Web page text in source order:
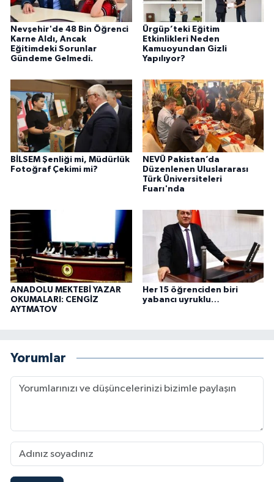
Nevşehir'de 48 Bin Öğrenci
Karne Aldı, Ancak
Eğitimdeki Sorunlar
Gündeme Gelmedi.
Ürgüp’teki Eğitim
Etkinlikleri Neden
Kamuoyundan Gizli
Yapılıyor?
BİLSEM Şenliği mi, Müdürlük
Fotoğraf Çekimi mi?
NEVÜ Pakistan’da
Düzenlenen Uluslararası
Türk Üniversiteleri
Fuarı'nda
ANADOLU MEKTEBİ YAZAR
OKUMALARI: CENGİZ
AYTMATOV
Her 15 öğrenciden biri
yabancı uyruklu…
Yorumlar